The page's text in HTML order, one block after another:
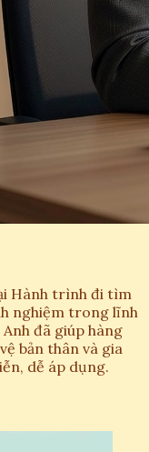
Hành trình đi tìm
nghiệm trong lĩnh
đã giúp hàng
bản thân và gia
dễ áp dụng.